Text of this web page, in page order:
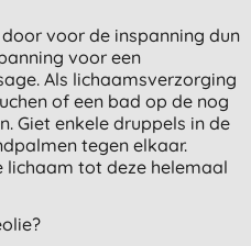
voor de inspanning dun
voor een
Als lichaamsverzorging
of een bad op de nog
Giet enkele druppels in de
tegen elkaar.
lichaam tot deze helemaal